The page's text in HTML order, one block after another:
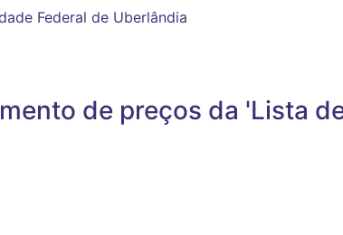
Federal de Uberlândia
de preços da 'Lista